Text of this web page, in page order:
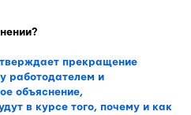
прекращение
работодателем и
объяснение,
в курсе того, почему и как